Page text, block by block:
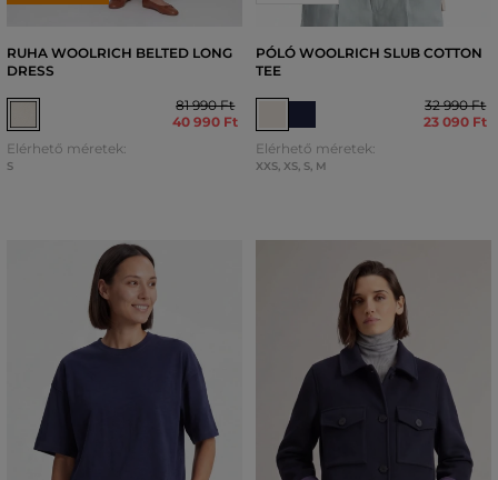
RUHA WOOLRICH BELTED LONG
DRESS
81 990 Ft
40 990 Ft
Elérhető méretek:
S
PÓLÓ WOOLRICH SLUB COTTON
TEE
32 990 Ft
23 090 Ft
Elérhető méretek:
XXS, XS, S, M